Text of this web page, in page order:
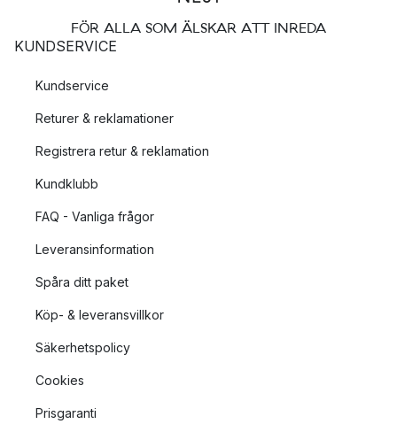
FÖR ALLA SOM ÄLSKAR ATT INREDA
KUNDSERVICE
Kundservice
Returer & reklamationer
Registrera retur & reklamation
Kundklubb
FAQ - Vanliga frågor
Leveransinformation
Spåra ditt paket
Köp- & leveransvillkor
Säkerhetspolicy
Cookies
Prisgaranti